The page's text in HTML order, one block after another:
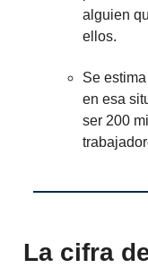
alguien
ellos.
Se
en esa
ser 200
La cifra